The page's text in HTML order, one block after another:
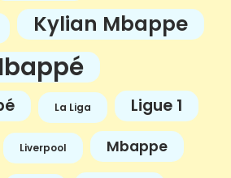
Kylian Mbappe
La Liga Ligue 1
Liverpool Mbappe